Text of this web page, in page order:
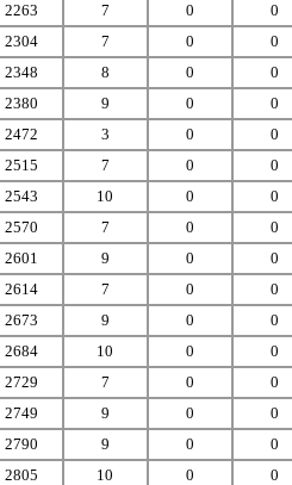
2263 7 0 0
2304 7 0 0
2348 8 0 0
2380 9 0 0
2472 3 0 0
2515 7 0 0
2543 10 0 0
2570 7 0 0
2601 9 0 0
2614 7 0 0
2673 9 0 0
2684 10 0 0
2729 7 0 0
2749 9 0 0
2790 9 0 0
2805 10 0 0